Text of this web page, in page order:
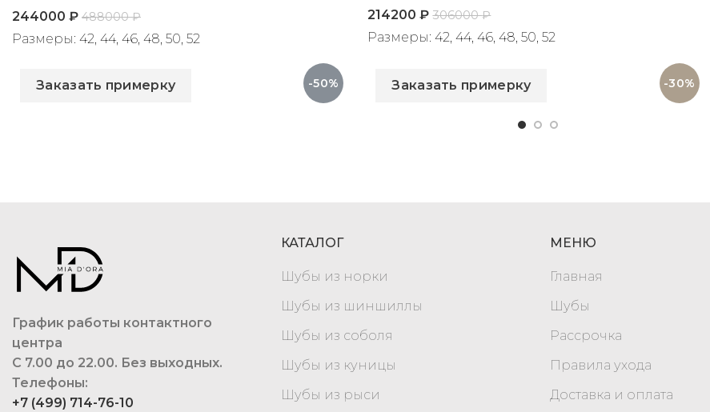
-50%
244000 ₽ 488000₽
Размеры: 42, 44, 46, 48, 50, 52
Заказать примерку
-30%
214200₽ 306000₽
Размеры: 42, 44, 46, 48, 50, 52
Заказать примерку
График работы контактного
центра
С 7.00 до 22.00. Без выходных.
Телефоны:
+7 (499) 714-76-10
КАТАЛОГ
Шубы из норки
Шубы из шиншиллы
Шубы из соболя
Шубы из куницы
Шубы из рыси
МЕНЮ
Главная
Шубы
Рассрочка
Правила ухода
Доставка и оплата